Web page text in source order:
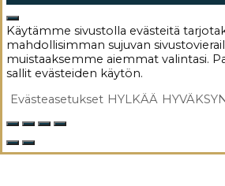
SULJE
Käytämme sivustolla evästeitä
mahdollisimman sujuvan
muistaaksemme aiemmat valintasi.
sallit evästeiden käytön.
Evästeasetukset HYLKÄÄ